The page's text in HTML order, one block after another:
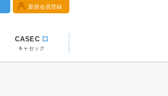
新規会員登録
CASEC
キャセック